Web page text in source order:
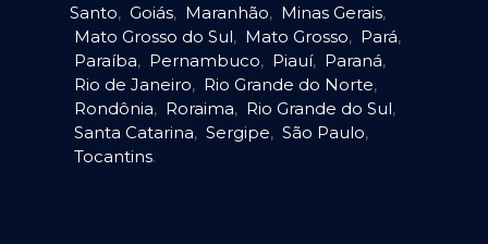
Santo, Goiás, Maranhão, Minas Gerais,
Mato Grosso do Sul, Mato Grosso, Pará,
Paraíba, Pernambuco, Piauí, Paraná,
Rio de Janeiro, Rio Grande do Norte,
Rondônia, Roraima, Rio Grande do Sul,
Santa Catarina, Sergipe, São Paulo,
Tocantins.